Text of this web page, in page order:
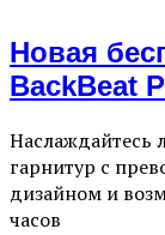
Новая
BackBeat
Наслаждайтесь
гарнитур с
дизайном и
часов